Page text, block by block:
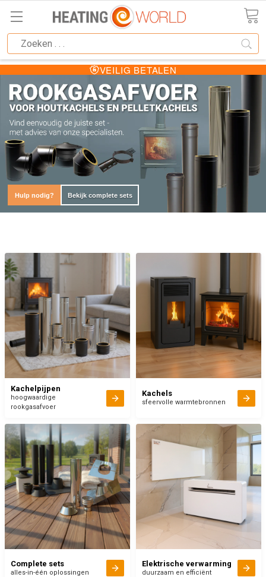
T600 GEKEURDE ROOKKANALEN
Hulp nodig? Bekijk complete sets
Kachelpijpen
hoogwaardige
rookgasafvoer
Kachels
sfeervolle warmtebronnen
Complete sets
alles-in-één oplossingen
Elektrische verwarming
duurzaam en efficiënt